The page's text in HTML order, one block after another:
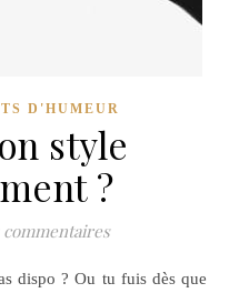
D'HUMEUR
style
?
commentaires